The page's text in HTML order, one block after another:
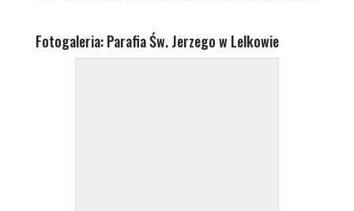
Fotogaleria: Parafia Św. Jerzego w Lelkowie